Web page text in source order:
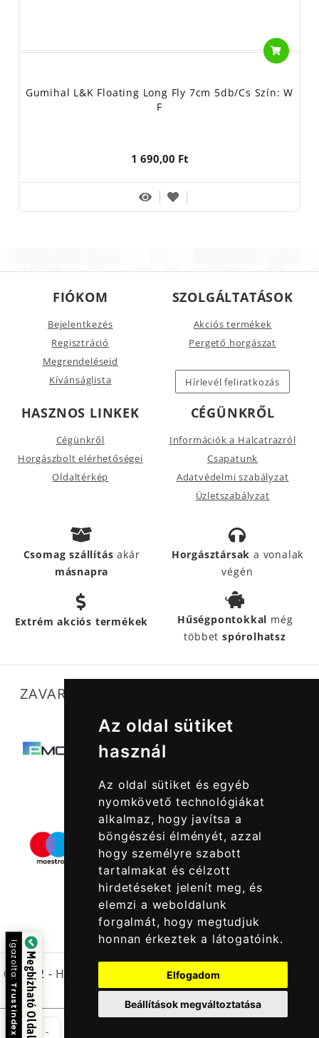
Az oldal sütiket
használ
Az oldal sütiket és egyéb
nyomkövető technológiákat
alkalmaz, hogy javítsa a
böngészési élményét, azzal
hogy személyre szabott
tartalmakat és célzott
hirdetéseket jelenít meg, és
elemzi a weboldalunk
forgalmát, hogy megtudjuk
honnan érkeztek a látogatóink.
Elfogadom
Beállítások megváltoztatása
-
Gumihal L&K Floating Long Fly 7cm 5db/cs Szín: W
F
1 690,00 Ft
FIÓKOM
Bejelentkezés
Regisztráció
Megrendeléseid
Kívánságlista
SZOLGÁLTATÁSOK
Akciós termékek
Pergető horgászat
Hírlevél feliratkozás
HASZNOS LINKEK
Cégünkről
Horgászbolt elérhetőségei
Oldaltérkép
CÉGÜNKRŐL
Információk a Halcatrazról
Csapatunk
Adatvédelmi szabályzat
Üzletszabályzat
Csomag szállításakár
másnapra
Horgásztársak a vonalak
végén
Extrém akciós termékek Hűségpontokkal még
többetspórolhatsz
ZAVARTALAN MŰKÖDÉSÜNKET SEGÍTIK
© 2022 - Halcatraz Kft.
Megbízható Oldal
Igazolta:
Trustindex